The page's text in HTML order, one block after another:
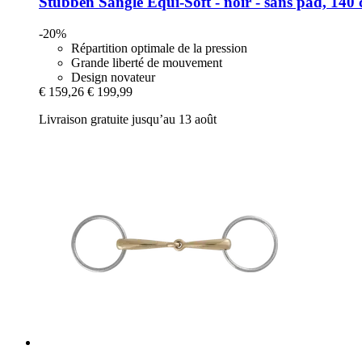
-20%
Répartition optimale de la pression
Grande liberté de mouvement
Design novateur
€ 159,26 € 199,99
Livraison gratuite jusqu’au 13 août